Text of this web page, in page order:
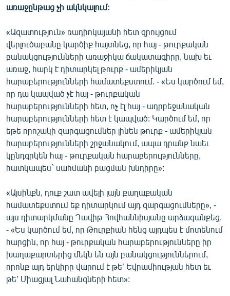
ՄՇԱԿՈՒՅԹ
ՍՊՈՐՏ
ՄԵԿՆԱԲԱՆՈՒԹՅՈՒՆ
ՏՏ ԵՒ ԻՆՏԵՐՆԵՏ
ԿՈՐՈՆԱՎԻՐՈՒՍ
ԱՐԽԻՎ
ՏԵՍԱՆՅՈՒԹԵՐ
ԲԱՆԱՎԵՃ
ՁԳՏԵԼՈՎ ԼԱՎԱԳՈՒՅՆԻՆ
Հայերեն
English
Русский
ՀԵՏԵՎԵՔ ՄԵԶ
առաջընթաց չի ակնկալում:
«Ազատություն» ռադիոկայանի հետ զրույցում
վերլուծաբանը կարծիք հայտնեց, որ հայ - թուրքական
բանակցությունների առաջիկա ճակատագիրը, նախ եւ
առաջ, հարկ է դիտարկել թուրք - ամերիկյան
հարաբերությունների համատեքստում. - «Ես կարծում եմ,
որ դա կապված չէ հայ - թուրքական
հարաբերությունների հետ, ոչ էլ հայ - ադրբեջանական
հարաբերությունների հետ է կապված: Կարծում եմ, որ
եթե որոշակի զարգացումներ լինեն թուրք - ամերիկյան
հարաբերությունների շրջանակում, ապա դրանք նաեւ
կընդգրկեն հայ - թուրքական հարաբերությունները,
հատկապես` սահմանի բացման խնդիրը»:
«Այսինքն, դուք շատ ավելի լայն քաղաքական
համատեքստում եք դիտարկում այդ զարգացումները», -
այս դիտարկմանը Դավիթ Հովհաննիսյանը արձագանքեց.
- «Ես կարծում եմ, որ Թուրքիան հենց այդպես է մոտենում
հարցին, որ հայ - թուրքական հարաբերությունները իր
խաղաքարտերից մեկն են այն բանակցություններում,
որոնք այդ երկիրը վարում է թե’ Եվրամիության հետ եւ
թե’ Միացյալ Նահանգների հետ»: